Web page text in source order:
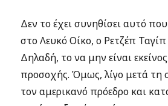
Δεν το έχει συνηθίσει αυτό
στο Λευκό Οίκο, ο Ρετζέπ
Δηλαδή, το να μην είναι
προσοχής. Όμως, λίγο μετά τη
τον αμερικανό πρόεδρο και